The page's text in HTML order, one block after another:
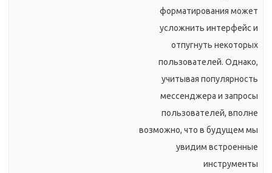
форматирования может
усложнить интерфейс и
отпугнуть некоторых
пользователей. Однако,
учитывая популярность
мессенджера и запросы
пользователей, вполне
возможно, что в будущем мы
увидим встроенные
инструменты